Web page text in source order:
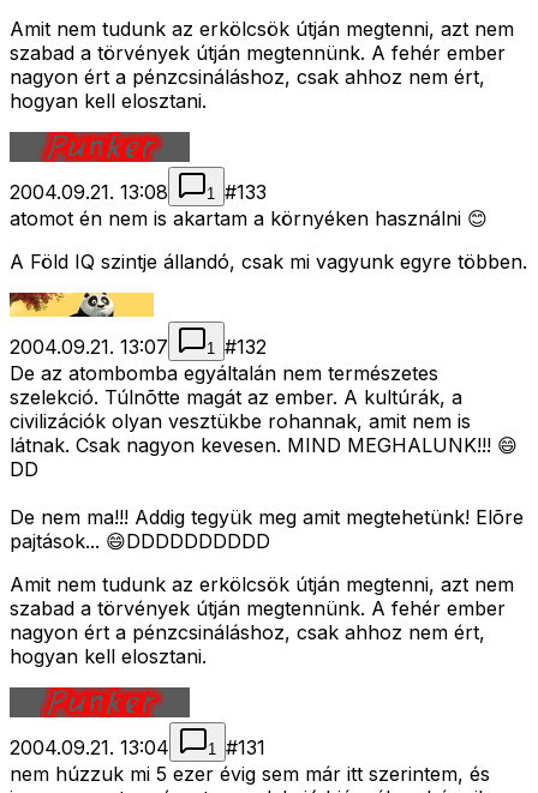
Amit nem tudunk az erkölcsök útján megtenni, azt nem
szabad a törvények útján megtennünk. A fehér ember
nagyon ért a pénzcsináláshoz, csak ahhoz nem ért,
hogyan kell elosztani.
2004.09.21. 13:08 1 #133
atomot én nem is akartam a környéken használni 😊
A Föld IQ szintje állandó, csak mi vagyunk egyre többen.
2004.09.21. 13:07 1 #132
De az atombomba egyáltalán nem természetes
szelekció. Túlnõtte magát az ember. A kultúrák, a
civilizációk olyan vesztükbe rohannak, amit nem is
látnak. Csak nagyon kevesen. MIND MEGHALUNK!!! 😄
DD
De nem ma!!! Addig tegyük meg amit megtehetünk! Elõre
pajtások... 😄DDDDDDDDDD
Amit nem tudunk az erkölcsök útján megtenni, azt nem
szabad a törvények útján megtennünk. A fehér ember
nagyon ért a pénzcsináláshoz, csak ahhoz nem ért,
hogyan kell elosztani.
2004.09.21. 13:04 1 #131
nem húzzuk mi 5 ezer évig sem már itt szerintem, és